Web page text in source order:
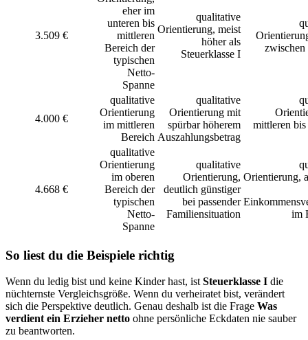
3.509 €
eher im
unteren bis
mittleren
Bereich der
typischen
Netto-
Spanne
qualitative
Orientierung, meist
höher als
Steuerklasse I
4.000 €
qualitative
Orientierung
im mittleren
Bereich
qualitative
Orientierung mit
spürbar höherem
Auszahlungsbetrag
mittleren bis
4.668 €
qualitative
Orientierung
im oberen
Bereich der
typischen
Netto-
Spanne
qualitative
Orientierung,
deutlich günstiger
bei passender
Familiensituation
Orientierung,
im
So liest du die Beispiele richtig
Wenn du ledig bist und keine Kinder hast, istSteuerklasse I die
nüchternste Vergleichsgröße. Wenn du verheiratet bist, verändert
sich die Perspektive deutlich. Genau deshalb ist die Frage Was
verdient ein Erzieher netto ohne persönliche Eckdaten nie sauber
zu beantworten.